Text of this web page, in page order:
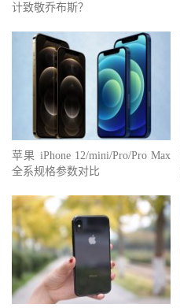
计致敬乔布斯？
苹果 iPhone 12/mini/Pro/Pro Max
全系规格参数对比